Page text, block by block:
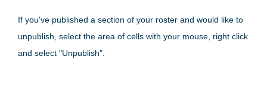
If you've published a section of your roster and would like to
unpublish, select the area of cells with your mouse, right click
and select "Unpublish".